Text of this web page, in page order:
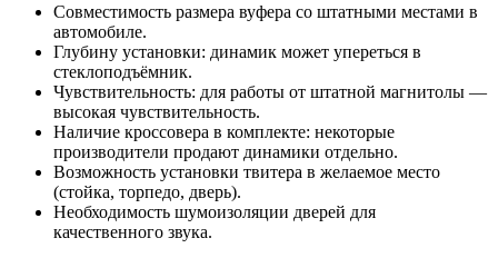
Совместимость размера вуфера со штатными местами в
автомобиле.
Глубину установки: динамик может упереться в
стеклоподъёмник.
Чувствительность: для работы от штатной магнитолы —
высокая чувствительность.
Наличие кроссовера в комплекте: некоторые
производители продают динамики отдельно.
Возможность установки твитера в желаемое место
(стойка, торпедо, дверь).
Необходимость шумоизоляции дверей для
качественного звука.